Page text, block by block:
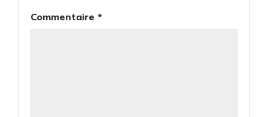
Commentaire *